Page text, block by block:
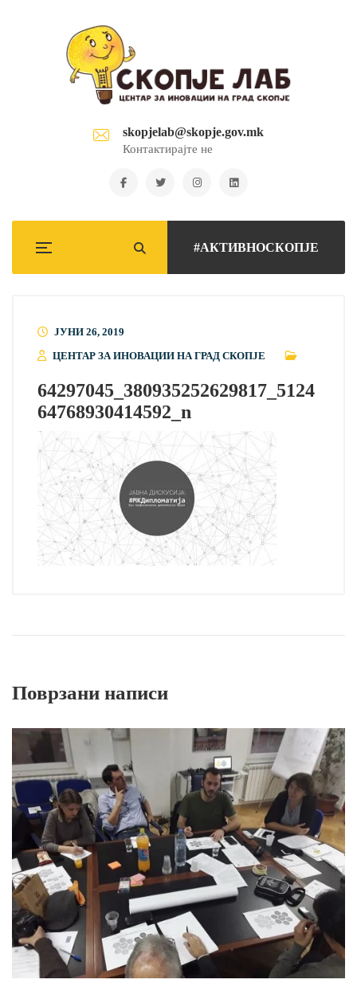
skopjelab@skopje.gov.mk
Контактирајте не
#АКТИВНОСКОПЈЕ
ЈУНИ 26, 2019
ЦЕНТАР ЗА ИНОВАЦИИ НА ГРАД СКОПЈЕ
64297045_380935252629817_5124
64768930414592_n
Поврзани написи